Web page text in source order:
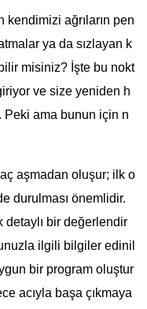
kendimizi ağrıların pen
ya da sızlayan k
misiniz? İşte bu nokt
ve size yeniden h
Peki ama bunun için n
aşmadan oluşur; ilk o
durulması önemlidir.
detaylı bir değerlendir
ilgili bilgiler edinil
bir program oluştur
acıyla başa çıkmaya